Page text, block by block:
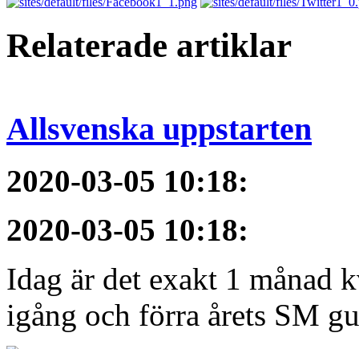
Relaterade artiklar
Allsvenska uppstarten
2020-03-05 10:18:
2020-03-05 10:18:
Idag är det exakt 1 månad
igång och förra årets SM